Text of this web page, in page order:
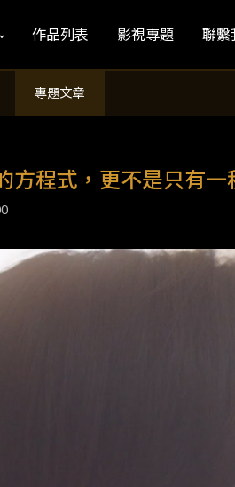
作品列表 影視專題 聯繫
專題文章
方程式，更不是只有一